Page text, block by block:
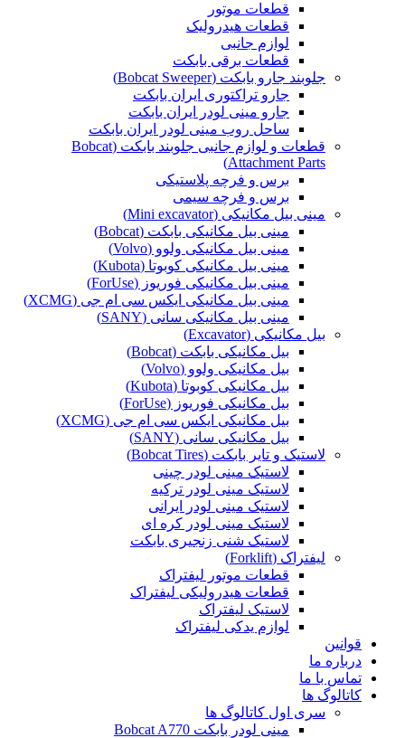
قطعات موتور
قطعات هیدرولیک
لوازم جانبی
قطعات برقی بابکت
جلوبند جارو بابکت (Bobcat Sweeper)
جارو تراکتوری ایران بابکت
جارو مینی لودر ایران بابکت
ساحل روب مینی لودر ایران بابکت
قطعات و لوازم جانبی جلوبند بابکت (Bobcat
Attachment Parts)
برس و فرچه پلاستیکی
برس و فرچه سیمی
مینی بیل مکانیکی (Mini excavator)
مینی بیل مکانیکی بابکت (Bobcat)
مینی بیل مکانیکی ولوو (Volvo)
مینی بیل مکانیکی کوبوتا (Kubota)
مینی بیل مکانیکی فوریوز (ForUse)
مینی بیل مکانیکی ایکس سی ام جی (XCMG)
مینی بیل مکانیکی سانی (SANY)
بیل مکانیکی (Excavator)
بیل مکانیکی بابکت (Bobcat)
بیل مکانیکی ولوو (Volvo)
بیل مکانیکی کوبوتا (Kubota)
بیل مکانیکی فوریوز (ForUse)
بیل مکانیکی ایکس سی ام جی (XCMG)
بیل مکانیکی سانی (SANY)
لاستیک و تایر بابکت (Bobcat Tires)
لاستیک مینی لودر چینی
لاستیک مینی لودر ترکیه
لاستیک مینی لودر ایرانی
لاستیک مینی لودر کره ای
لاستیک شنی زنجیری بابکت
لیفتراک (Forklift)
قطعات موتور لیفتراک
قطعات هیدرولیکی لیفتراک
لاستیک لیفتراک
لوازم یدکی لیفتراک
قوانین
درباره ما
تماس با ما
کاتالوگ ها
سری اول کاتالوگ ها
مینی لودر بابکت Bobcat A770